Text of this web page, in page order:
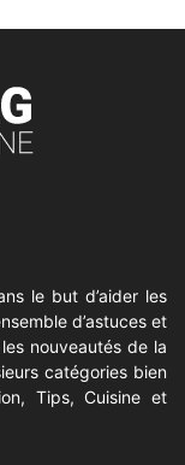
le but d’aider les
d’astuces et
nouveautés de la
catégories bien
Tips, Cuisine et